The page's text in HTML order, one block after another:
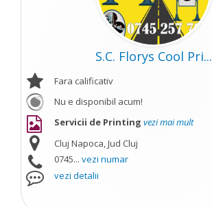
S.C. Florys Cool Pri...
Fara calificativ
Nu e disponibil acum!
Servicii de Printing vezi mai mult
Cluj Napoca, Jud Cluj
0745... vezi numar
vezi detalii